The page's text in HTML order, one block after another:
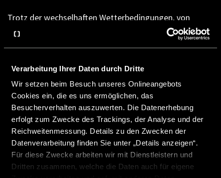
Verarbeitung Ihrer Daten durch Dritte
Wir setzen beim Besuch unseres Onlineangebots
Cookies ein, die es uns ermöglichen, das
Besucherverhalten auszuwerten. Die Datenerhebung
erfolgt zum Zwecke des Trackings, der Analyse und der
Reichweitenmessung. Details zu den Zwecken der
Datenverarbeitung finden Sie unter „Details anzeigen“.
Für diese Zwecke arbeiten wir mit Dienstleistern und
Dritten zusammen, welche die Daten auch für eigene
Trotz der wechselhaften Wetterbedingungen, von
tiefen Minusgraden bis hin zu sonnigen Tagen, bot uns
der Camper Van stets ein warmes und gemütliches
Temperaturen für angenehme Wärme und die
Ausstattung, einschließlich CarPlay, ließ uns auch an
kalten Tagen drinnen gemütlich Geschichten lauschen
und entspannen.